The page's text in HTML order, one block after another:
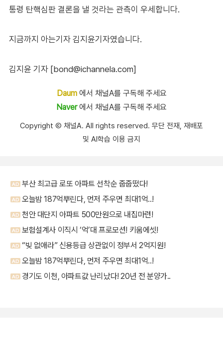
통령 탄핵심판 결론을 낼 것라는 관측이 우세합니다.
지금까지 아는기자 김지윤기자였습니다.
김지윤 기자 [bond@ichannela.com]
Daum에서 채널A를 구독해 주세요
Naver에서 채널A를 구독해 주세요
Copyright Ⓒ 채널A. All rights reserved. 무단 전재, 재배포
및 AI학습 이용 금지